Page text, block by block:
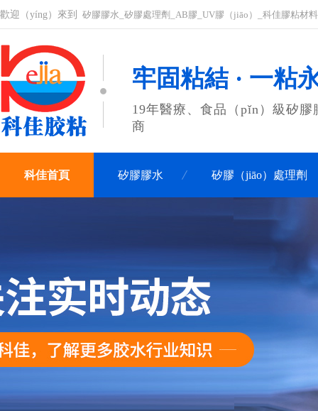
歡迎（yíng）來到 矽膠膠水_矽膠處理劑_AB膠_UV膠（jiāo）_科佳膠粘材
牢固粘結 · 一粘
19年醫療、食品（pǐn）級矽
商
科佳首頁 矽膠膠水 矽膠（jiāo）處理劑